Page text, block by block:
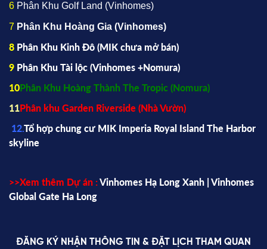
6 Phân Khu Golf Land (Vinhomes)
7 Phân Khu Hoàng Gia (Vinhomes)
8 Phân Khu Kinh Đô (MIK chưa mở bán)
9 Phân Khu Tài lộc (Vinhomes +Nomura)
10Phân Khu Hoàng Thành The Tropic (Nomura)
11Phân khu Garden Riverside (Nhà Vườn)
12.Tổ hợp chung cư MIK Imperia Royal Island The Harbor
skyline
>>Xem thêm Dự án :Vinhomes Hạ Long Xanh | Vinhomes
Global Gate Ha Long
ĐĂNG KÝ NHẬN THÔNG TIN & ĐẶT LỊCH THAM QUAN